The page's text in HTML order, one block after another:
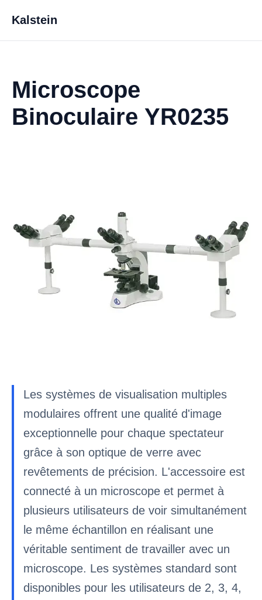
Kalstein
Microscope
Binoculaire YR0235
Les systèmes de visualisation multiples
modulaires offrent une qualité d'image
exceptionnelle pour chaque spectateur
grâce à son optique de verre avec
revêtements de précision. L'accessoire est
connecté à un microscope et permet à
plusieurs utilisateurs de voir simultanément
le même échantillon en réalisant une
véritable sentiment de travailler avec un
microscope. Les systèmes standard sont
disponibles pour les utilisateurs de 2, 3, 4,